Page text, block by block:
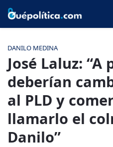
DANILO MEDINA
José Laluz:
deberían
al PLD y
llamarlo el
Danilo”